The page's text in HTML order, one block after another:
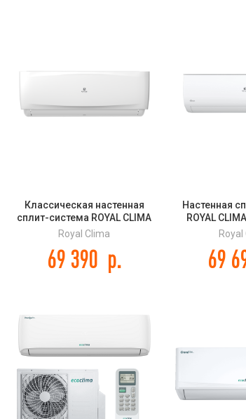
Классическая настенная
сплит-система ROYAL CLIMA
серии VELA NUOVA RC-
VX70HN
Royal Clima
69 390 р.
Настенная
ROYAL
Royal
69